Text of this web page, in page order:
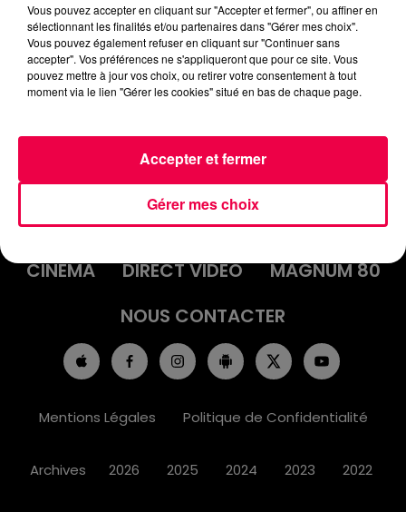
ACCUEIL INFOS
EMISSIONS
AGENDA
JEUX
PODCASTS
CINÉMA
DIRECT VIDÉO
MAGNUM 80
NOUS CONTACTER
Mentions Légales Politique de Confidentialité
Archives 2026 2025 2024 2023 2022
Vous pouvez accepter en cliquant sur "Accepter et fermer", ou affiner en
sélectionnant les finalités et/ou partenaires dans "Gérer mes choix".
Vous pouvez également refuser en cliquant sur "Continuer sans
accepter". Vos préférences ne s'appliqueront que pour ce site. Vous
pouvez mettre à jour vos choix, ou retirer votre consentement à tout
moment via le lien "Gérer les cookies" situé en bas de chaque page.
Gérer mes choix
Accepter et fermer